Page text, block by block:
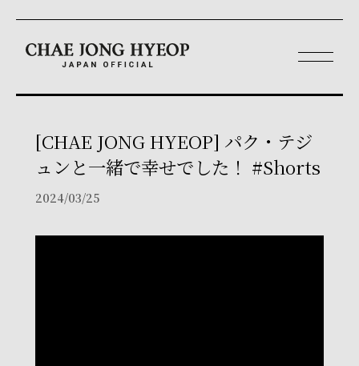
[CHAE JONG HYEOP] パク・テジ
ュンと一緒で幸せでした！ #Shorts
2024/03/25